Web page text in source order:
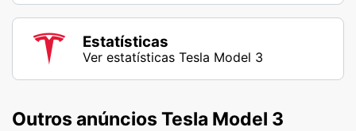
Estatísticas
Ver estatísticas Tesla Model 3
Outros anúncios Tesla Model 3